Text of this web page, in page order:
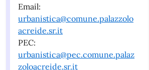
Email:
urbanistica@comune.palazzolo
acreide.sr.it
PEC:
urbanistica@pec.comune.palaz
zoloacreide.sr.it